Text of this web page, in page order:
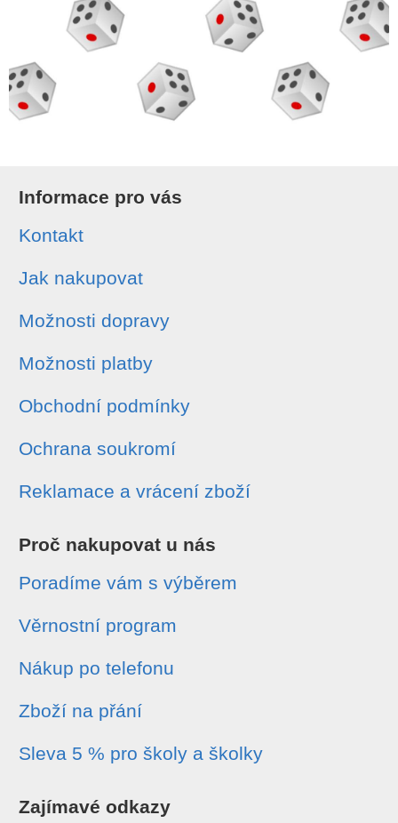
Informace pro vás
Kontakt
Jak nakupovat
Možnosti dopravy
Možnosti platby
Obchodní podmínky
Ochrana soukromí
Reklamace a vrácení zboží
Proč nakupovat u nás
Poradíme vám s výběrem
Věrnostní program
Nákup po telefonu
Zboží na přání
Sleva 5 % pro školy a školky
Zajímavé odkazy